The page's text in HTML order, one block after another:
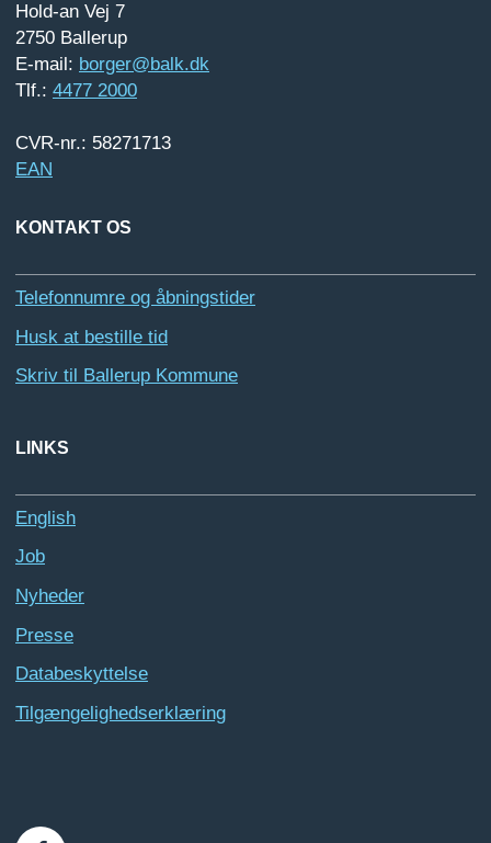
Hold-an Vej 7
2750 Ballerup
E-mail: borger@balk.dk
Tlf.: 4477 2000
CVR-nr.: 58271713
EAN
KONTAKT OS
Telefonnumre og åbningstider
Husk at bestille tid
Skriv til Ballerup Kommune
LINKS
English
Job
Nyheder
Presse
Databeskyttelse
Tilgængelighedserklæring